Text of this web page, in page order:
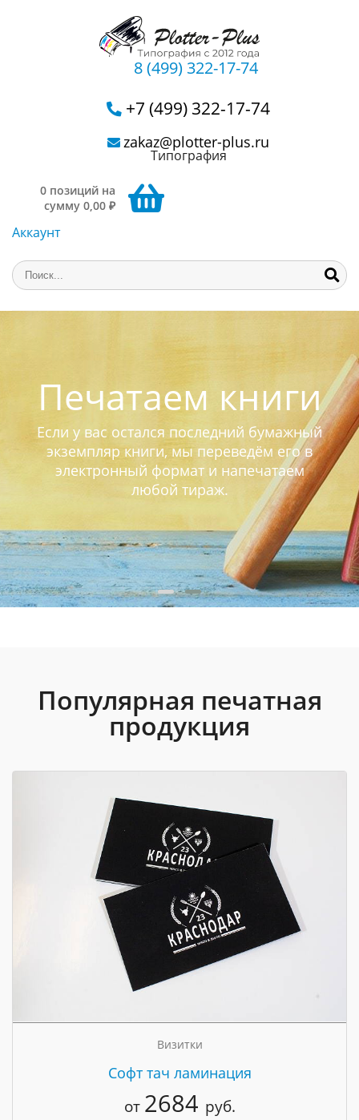
8 (499) 322-17-74
+7 (499) 322-17-74
zakaz@plotter-plus.ru
Типография
0 позиций на
сумму 0,00 ₽
Аккаунт
Печатаем книги
Если у вас остался последний бумажный
экземпляр книги, мы переведём его в
электронный формат и напечатаем
любой тираж.
Популярная печатная
продукция
Визитки
Cофт тач ламинация
от 2684 руб.